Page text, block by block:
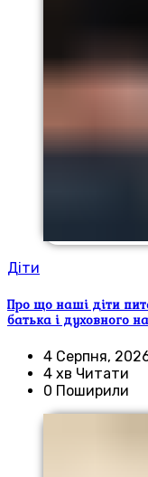
Діти
Про що наші діти
батька і духовного
4 Серпня,
4 хв Читати
0 Поширили